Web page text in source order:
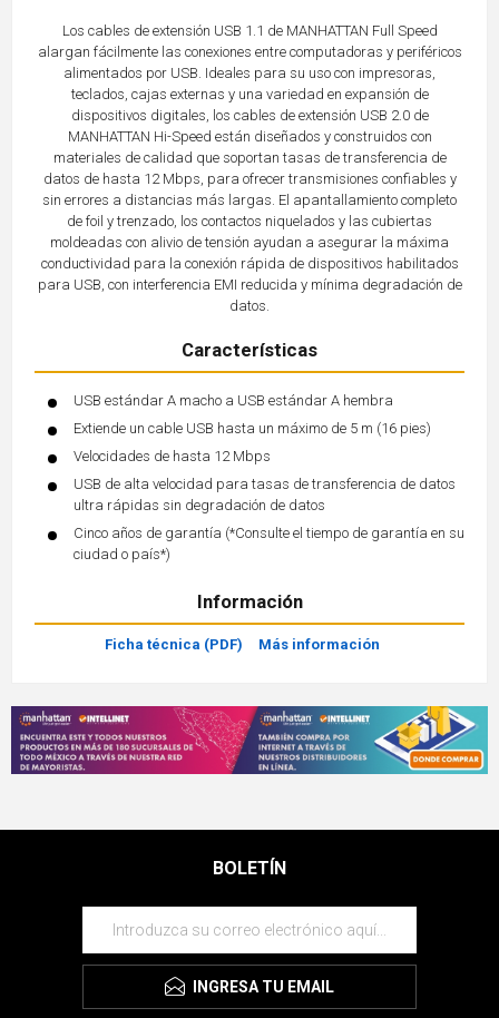
Los cables de extensión USB 1.1 de MANHATTAN Full Speed
alargan fácilmente las conexiones entre computadoras y periféricos
alimentados por USB. Ideales para su uso con impresoras,
teclados, cajas externas y una variedad en expansión de
dispositivos digitales, los cables de extensión USB 2.0 de
MANHATTAN Hi-Speed están diseñados y construidos con
materiales de calidad que soportan tasas de transferencia de
datos de hasta 12 Mbps, para ofrecer transmisiones confiables y
sin errores a distancias más largas. El apantallamiento completo
de foil y trenzado, los contactos niquelados y las cubiertas
moldeadas con alivio de tensión ayudan a asegurar la máxima
conductividad para la conexión rápida de dispositivos habilitados
para USB, con interferencia EMI reducida y mínima degradación de
datos.
Características
USB estándar A macho a USB estándar A hembra
Extiende un cable USB hasta un máximo de 5 m (16 pies)
Velocidades de hasta 12 Mbps
USB de alta velocidad para tasas de transferencia de datos
ultra rápidas sin degradación de datos
Cinco años de garantía (*Consulte el tiempo de garantía en su
ciudad o país*)
Información
Ficha técnica (PDF) Más información
BOLETÍN
INGRESA TU EMAIL